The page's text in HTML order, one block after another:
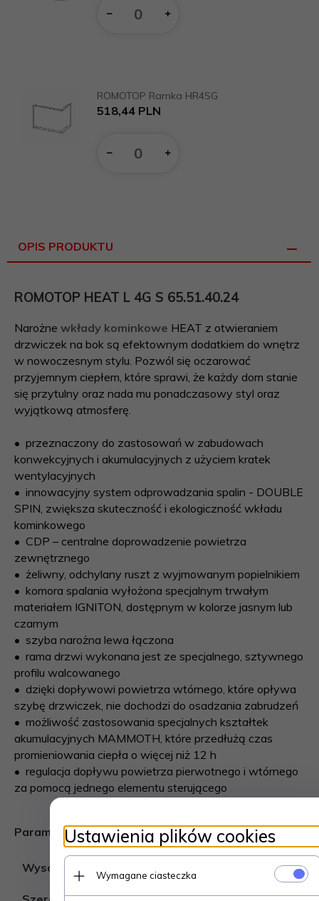
dla
ROMOTOP Ramka HR4SG
518,44 PLN
dla
OPIS PRODUKTU
ROMOTOP HEAT L 4G S 65.51.40.24
Narożnewkłady kominkowe HEAT z otwieraniem
drzwiczek na bok są efektownym dodatkiem do wnętrz
w nowoczesnym stylu. Pozwól się oczarować
przyjemnym ciepłem, które sprawi, że każdy dom stanie
się przytulny oraz nada mu ponadczasowy styl oraz
wyjątkową atmosferę.
• przeznaczony do zastosowań w zabudowach
konwekcyjnych i akumulacyjnych z użyciem kratek
wentylacyjnych
• innowacyjny system odprowadzania spalin - DOUBLE
SPIN, zwiększa skuteczność i ekologiczność wkładu
kominkowego
• CDP – centralne doprowadzenie powietrza
zewnętrznego
• żeliwny, odchylany ruszt z wyjmowanym popielnikiem
• komora spalania wyłożona specjalnym trwałym
materiałem IGNITON, dostępnym w kolorze jasnym lub
czarnym
• szyba narożna lewa łączona
• rama drzwi wykonana jest ze specjalnego, sztywnego
profilu walcowanego
• dzięki dopływowi powietrza wtórnego, które opływa
szybę drzwiczek, nie dochodzi do osadzania zabrudzeń
• możliwość zastosowania specjalnych kształtek
akumulacyjnych MAMMOTH, które przedłużą czas
promieniowania ciepła o więcej niż 12 h
• regulacja dopływu powietrza pierwotnego i wtórnego
za pomocą jednego elementu sterującego
Parametry techniczne
Wysokość
Ustawienia plików cookies
Wymagane ciasteczka